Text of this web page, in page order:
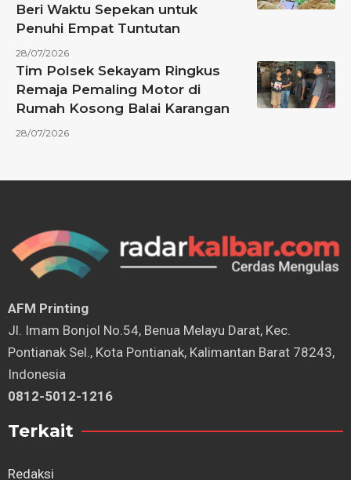
Beri Waktu Sepekan untuk
Penuhi Empat Tuntutan
28/07/2026
Tim Polsek Sekayam Ringkus
Remaja Pemaling Motor di
Rumah Kosong Balai Karangan
28/07/2026
AFM Printing
⁠Jl. Imam Bonjol No.54, Benua Melayu Darat, Kec.
Pontianak Sel., Kota Pontianak, Kalimantan Barat 78243,
Indonesia
0812-5012-1216
Terkait
Redaksi